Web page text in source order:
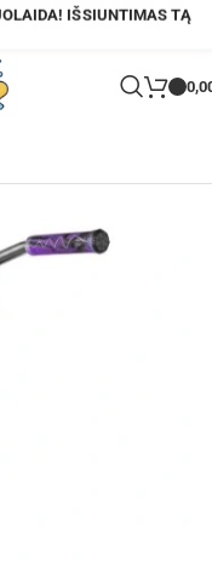
IŠSIUNTIMAS TĄ
triukinis